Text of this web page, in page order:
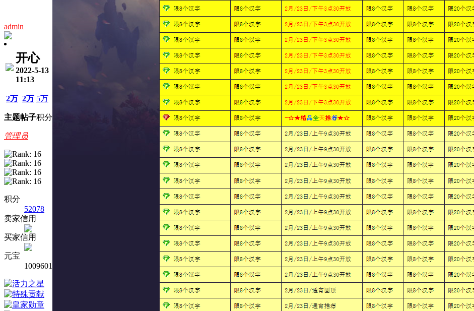
admin
开心
2022-5-13
11:13
2万
主题
2万
帖子
5万
积分
管理员
积分
52078
卖家信用
买家信用
元宝
1009601